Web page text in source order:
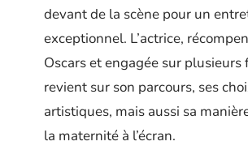
devant de la scène pour un
exceptionnel. L’actrice,
Oscars et engagée sur plusieurs
revient sur son parcours, ses
artistiques, mais aussi sa
la maternité à l’écran.